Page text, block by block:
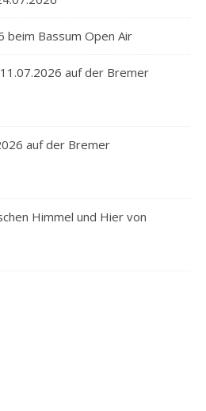
beim Bassum Open Air
auf der Bremer
auf der Bremer
Himmel und Hier von